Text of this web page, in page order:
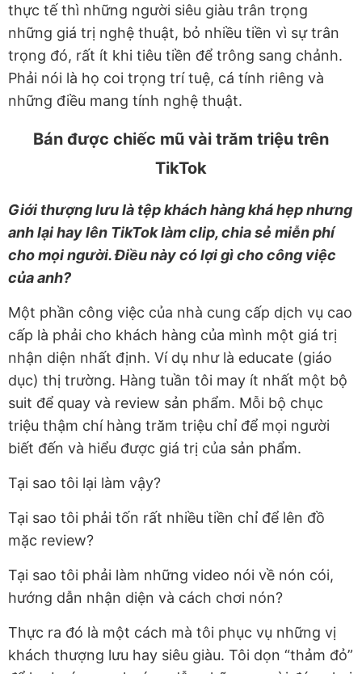
thực tế thì những người siêu giàu trân trọng
những giá trị nghệ thuật, bỏ nhiều tiền vì sự trân
trọng đó, rất ít khi tiêu tiền để trông sang chảnh.
Phải nói là họ coi trọng trí tuệ, cá tính riêng và
những điều mang tính nghệ thuật.
Bán được chiếc mũ vài trăm triệu trên
TikTok
Giới thượng lưu là tệp khách hàng khá hẹp nhưng
anh lại hay lên TikTok làm clip, chia sẻ miễn phí
cho mọi người. Điều này có lợi gì cho công việc
của anh?
Một phần công việc của nhà cung cấp dịch vụ cao
cấp là phải cho khách hàng của mình một giá trị
nhận diện nhất định. Ví dụ như là educate (giáo
dục) thị trường. Hàng tuần tôi may ít nhất một bộ
suit để quay và review sản phẩm. Mỗi bộ chục
triệu thậm chí hàng trăm triệu chỉ để mọi người
biết đến và hiểu được giá trị của sản phẩm.
Tại sao tôi lại làm vậy?
Tại sao tôi phải tốn rất nhiều tiền chỉ để lên đồ
mặc review?
Tại sao tôi phải làm những video nói về nón cói,
hướng dẫn nhận diện và cách chơi nón?
Thực ra đó là một cách mà tôi phục vụ những vị
khách thượng lưu hay siêu giàu. Tôi dọn “thảm đỏ”